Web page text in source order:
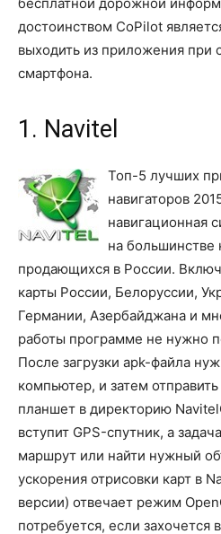
достоинством CoPilot
выходить из приложения при
смартфона.
1. Navitel
Топ-5 лучших
навигаторов
навигационная
на большинстве
продающихся в России.
карты России, Белоруссии,
Германии, Азербайджана и
работы программе не нужно
После загрузки apk-файла
компьютер, и затем
планшет в директорию
вступит GPS-спутник, а
маршрут или найти нужный
ускорения отрисовки карт в
версии) отвечает режим
потребуется, если захочется